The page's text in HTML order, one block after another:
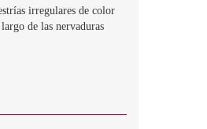
irregulares de color
de las nervaduras